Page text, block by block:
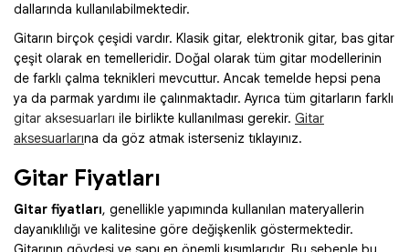
dallarında kullanılabilmektedir.
Gitarın birçok çeşidi vardır. Klasik gitar, elektronik gitar, bas gitar
çeşit olarak en temelleridir. Doğal olarak tüm gitar modellerinin
de farklı çalma teknikleri mevcuttur. Ancak temelde hepsi pena
ya da parmak yardımı ile çalınmaktadır. Ayrıca tüm gitarların farklı
gitar aksesuarları ile birlikte kullanılması gerekir. Gitar
aksesuarlarına da göz atmak isterseniz tıklayınız.
Gitar Fiyatları
Gitar fiyatları, genellikle yapımında kullanılan materyallerin
dayanıklılığı ve kalitesine göre değişkenlik göstermektedir.